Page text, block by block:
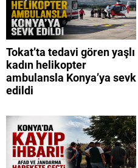
Tokat’ta tedavi gören yaşlı
kadın helikopter
ambulansla Konya’ya sevk
edildi